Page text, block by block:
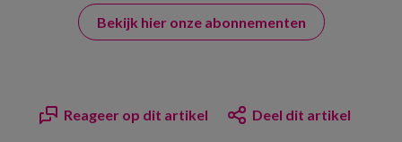
Bekijk hier onze abonnementen
Reageer op dit artikel Deel dit artikel